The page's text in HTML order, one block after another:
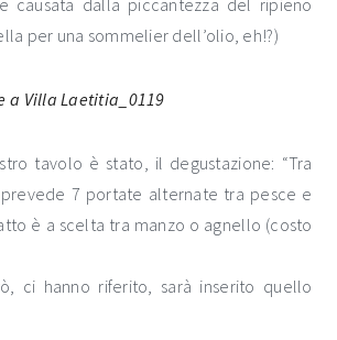
causata dalla piccantezza del ripieno
per una sommelier dell’olio, eh!?)
tavolo è stato, il degustazione: “Tra
prevede 7 portate alternate tra pesce e
è a scelta tra manzo o agnello (costo
ci hanno riferito, sarà inserito quello